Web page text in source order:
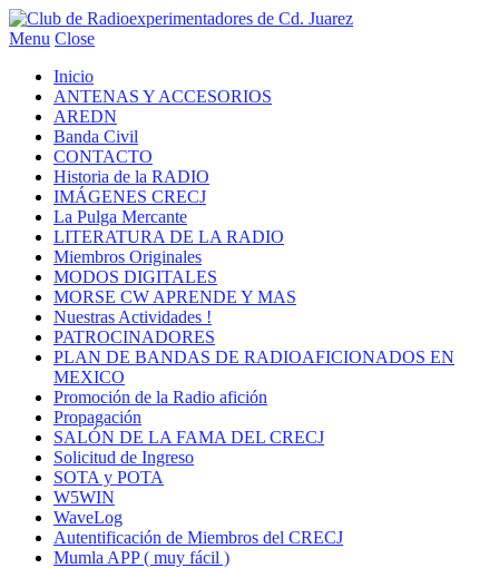
Menu Close
Inicio
ANTENAS Y ACCESORIOS
AREDN
Banda Civil
CONTACTO
Historia de la RADIO
IMÁGENES CRECJ
La Pulga Mercante
LITERATURA DE LA RADIO
Miembros Originales
MODOS DIGITALES
MORSE CW APRENDE Y MAS
Nuestras Actividades !
PATROCINADORES
PLAN DE BANDAS DE RADIOAFICIONADOS EN
MEXICO
Promoción de la Radio afición
Propagación
SALÓN DE LA FAMA DEL CRECJ
Solicitud de Ingreso
SOTA y POTA
W5WIN
WaveLog
Autentificación de Miembros del CRECJ
Mumla APP ( muy fácil )